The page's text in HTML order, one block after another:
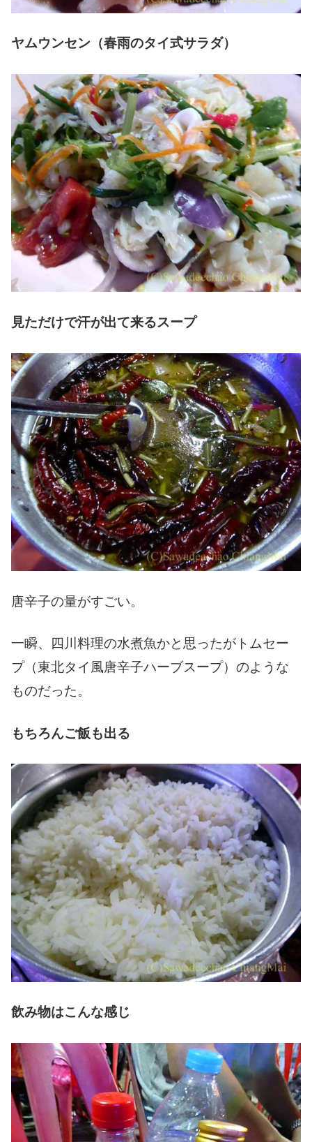
ヤムウンセン（春雨のタイ式サラダ）
見ただけで汗が出て来るスープ
唐辛子の量がすごい。
一瞬、四川料理の水煮魚かと思ったがトムセー
プ（東北タイ風唐辛子ハーブスープ）のような
ものだった。
もちろんご飯も出る
飲み物はこんな感じ